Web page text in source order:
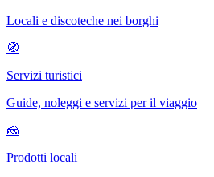
Locali e discoteche nei borghi
🧭
Servizi turistici
Guide, noleggi e servizi per il viaggio
🧀
Prodotti locali